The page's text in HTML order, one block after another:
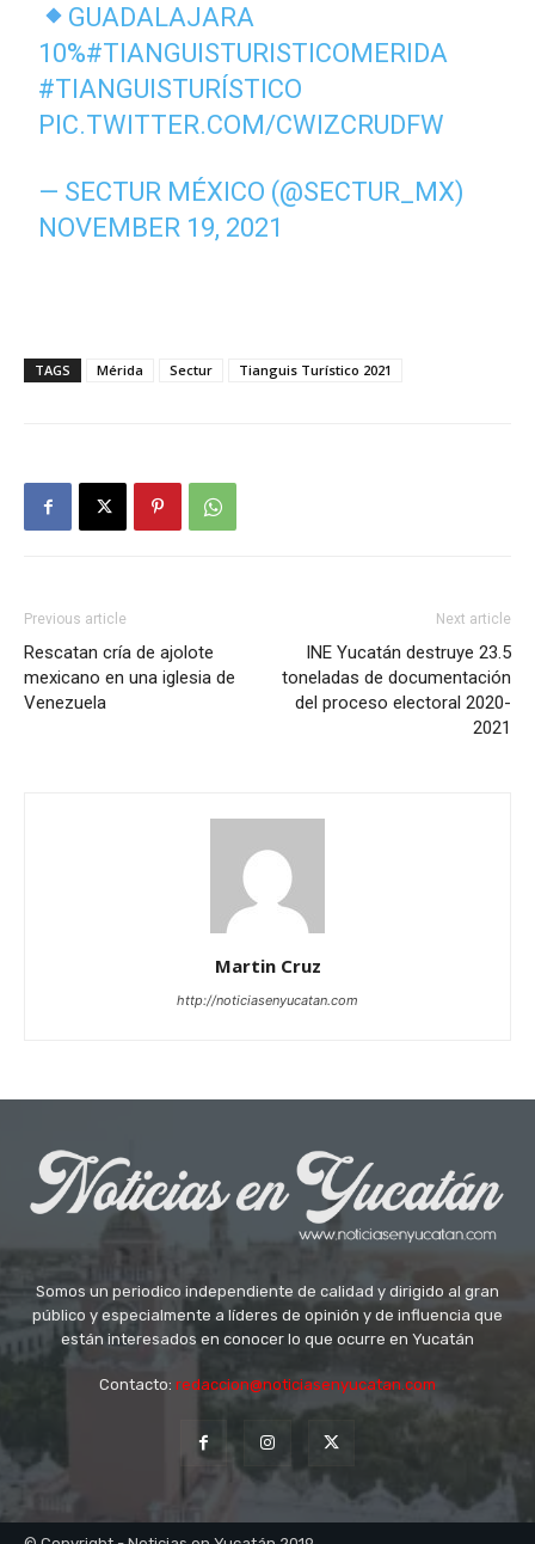
GUADALAJARA
10%#TIANGUISTURISTICOMERIDA
#TIANGUISTURÍSTICO
PIC.TWITTER.COM/CWIZCRUDFW
— SECTUR MÉXICO (@SECTUR_MX)
NOVEMBER 19, 2021
TAGS Mérida Sectur Tianguis Turístico 2021
Previous article
Rescatan cría de ajolote
mexicano en una iglesia de
Venezuela
Next article
INE Yucatán destruye 23.5
toneladas de documentación
del proceso electoral 2020-
2021
Martin Cruz
http://noticiasenyucatan.com
Somos un periodico independiente de calidad y dirigido al gran
público y especialmente a líderes de opinión y de influencia que
están interesados en conocer lo que ocurre en Yucatán
Contacto: redaccion@noticiasenyucatan.com